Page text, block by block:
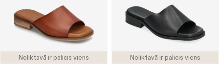
Noliktavā ir palicis viens Noliktavā ir palicis viens